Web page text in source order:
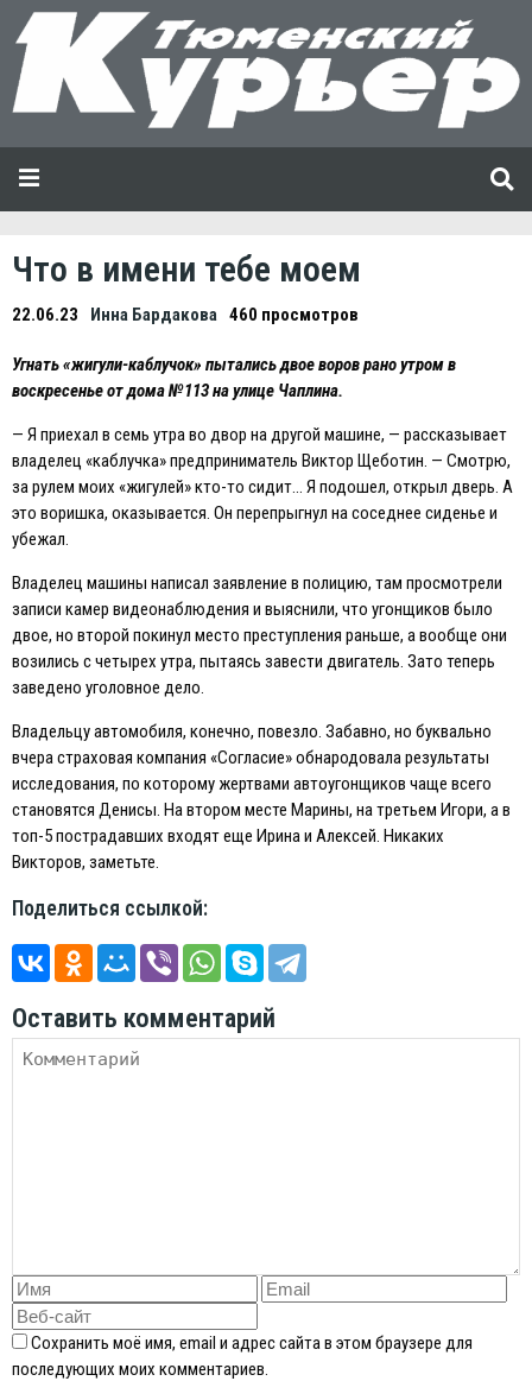
Что в имени тебе моем
22.06.23 Инна Бардакова 460 просмотров
Угнать «жигули-каблучок» пытались двое воров рано утром в
воскресенье от дома №113 на улице Чаплина.
— Я приехал в семь утра во двор на другой машине, — рассказывает
владелец «каблучка» предприниматель Виктор Щеботин. — Смотрю,
за рулем моих «жигулей» кто-то сидит… Я подошел, открыл дверь. А
это воришка, оказывается. Он перепрыгнул на соседнее сиденье и
убежал.
Владелец машины написал заявление в полицию, там просмотрели
записи камер видеонаблюдения и выяснили, что угонщиков было
двое, но второй покинул место преступления раньше, а вообще они
возились с четырех утра, пытаясь завести двигатель. Зато теперь
заведено уголовное дело.
Владельцу автомобиля, конечно, повезло. Забавно, но буквально
вчера страховая компания «Согласие» обнародовала результаты
исследования, по которому жертвами автоугонщиков чаще всего
становятся Денисы. На втором месте Марины, на третьем Игори, а в
топ-5 пострадавших входят еще Ирина и Алексей. Никаких
Викторов, заметьте.
Поделиться ссылкой:
Оставить комментарий
Сохранить моё имя, email и адрес сайта в этом браузере для
последующих моих комментариев.